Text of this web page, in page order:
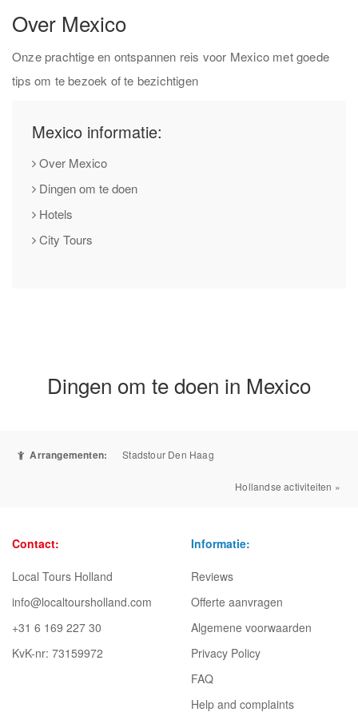
Over Mexico
Onze prachtige en ontspannen reis voor Mexico met goede
tips om te bezoek of te bezichtigen
Mexico informatie:
Over Mexico
Dingen om te doen
Hotels
City Tours
Dingen om te doen in Mexico
Arrangementen: Stadstour Den Haag
Hollandse activiteiten »
Contact:
Local Tours Holland
info@localtoursholland.com
+31 6 169 227 30
KvK-nr: 73159972
Informatie:
Reviews
Offerte aanvragen
Algemene voorwaarden
Privacy Policy
FAQ
Help and complaints